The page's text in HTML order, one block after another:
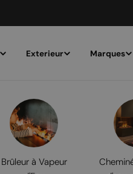
Exterieur Marques
Brûleur à Vapeur